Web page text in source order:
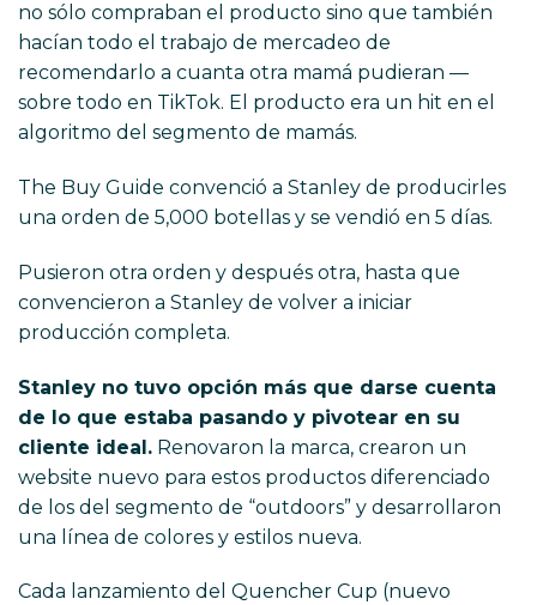
no sólo compraban el producto sino que también
hacían todo el trabajo de mercadeo de
recomendarlo a cuanta otra mamá pudieran —
sobre todo en TikTok. El producto era un hit en el
algoritmo del segmento de mamás.
The Buy Guide convenció a Stanley de producirles
una orden de 5,000 botellas y se vendió en 5 días.
Pusieron otra orden y después otra, hasta que
convencieron a Stanley de volver a iniciar
producción completa.
Stanley no tuvo opción más que darse cuenta
de lo que estaba pasando y pivotear en su
cliente ideal. Renovaron la marca, crearon un
website nuevo para estos productos diferenciado
de los del segmento de “outdoors” y desarrollaron
una línea de colores y estilos nueva.
Cada lanzamiento del Quencher Cup (nuevo